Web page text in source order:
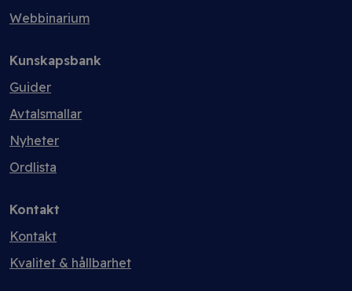
Webbinarium
Kunskapsbank
Guider
Avtalsmallar
Nyheter
Ordlista
Kontakt
Kontakt
Kvalitet & hållbarhet